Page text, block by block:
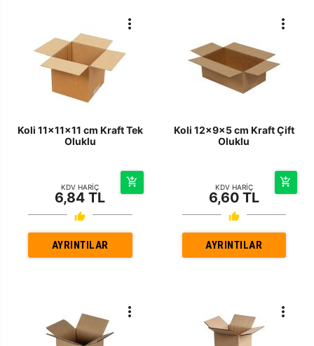
Koli 11x11x11 cm Kraft Tek
Oluklu
KDV HARİÇ
6,84 TL
AYRINTILAR
Koli 12x9x5 cm Kraft Çift
Oluklu
KDV HARİÇ
6,60 TL
AYRINTILAR